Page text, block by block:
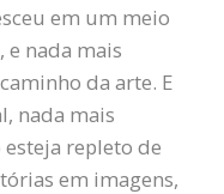
em um meio
e nada mais
da arte. E
nada mais
repleto de
em imagens,